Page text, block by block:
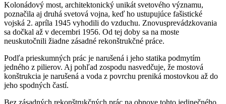
Kolonádový most, architektonický unikát svetového významu,
poznačila aj druhá svetová vojna, keď ho ustupujúce fašistické
vojská 2. apríla 1945 vyhodili do vzduchu. Znovusprevádzkovania
sa dočkal až v decembri 1956. Od tej doby sa na moste
neuskutočnili žiadne zásadné rekonštrukčné práce.
Podľa prieskumných prác je narušená i jeho statika podmytím
jedného z pilierov. Aj pohľad zospodu nasvedčuje, že mostová
konštrukcia je narušená a voda z povrchu preniká mostovkou až do
jeho spodných častí.